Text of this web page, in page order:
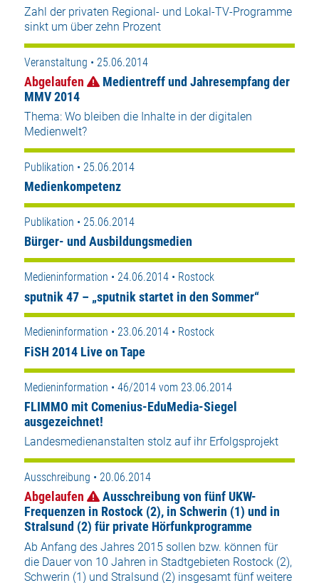
Zahl der privaten Regional- und Lokal-TV-Programme
sinkt um über zehn Prozent
Veranstaltung • 25.06.2014
Abgelaufen
Medientreff und Jahresempfang der
MMV 2014
Thema: Wo bleiben die Inhalte in der digitalen
Medienwelt?
Publikation • 25.06.2014
Medienkompetenz
Publikation • 25.06.2014
Bürger- und Ausbildungsmedien
Medieninformation • 24.06.2014 • Rostock
sputnik 47 – „sputnik startet in den Sommer“
Medieninformation • 23.06.2014 • Rostock
FiSH 2014 Live on Tape
Medieninformation • 46/2014 vom 23.06.2014
FLIMMO mit Comenius-EduMedia-Siegel
ausgezeichnet!
Landesmedienanstalten stolz auf ihr Erfolgsprojekt
Ausschreibung • 20.06.2014
Abgelaufen
Ausschreibung von fünf UKW-
Frequenzen in Rostock (2), in Schwerin (1) und in
Stralsund (2) für private Hörfunkprogramme
Ab Anfang des Jahres 2015 sollen bzw. können für
die Dauer von 10 Jahren in Stadtgebieten Rostock (2),
Schwerin (1) und Stralsund (2) insgesamt fünf weitere